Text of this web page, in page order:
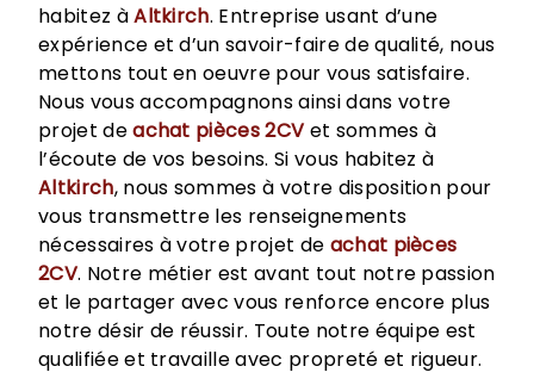
habitez àAltkirch. Entreprise usant d’une
expérience et d’un savoir-faire de qualité, nous
mettons tout en oeuvre pour vous satisfaire.
Nous vous accompagnons ainsi dans votre
projet deachat pièces 2CV et sommes à
l’écoute de vos besoins. Si vous habitez à
Altkirch, nous sommes à votre disposition pour
vous transmettre les renseignements
nécessaires à votre projet de achat pièces
2CV. Notre métier est avant tout notre passion
et le partager avec vous renforce encore plus
notre désir de réussir. Toute notre équipe est
qualifiée et travaille avec propreté et rigueur.